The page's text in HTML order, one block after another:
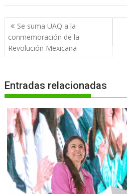
Navegación
de
entradas
Se suma UAQ a la
conmemoración de la
Revolución Mexicana
Entradas relacionadas